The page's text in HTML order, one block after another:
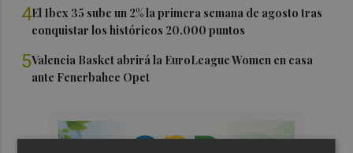
4El Ibex 35 sube un 2% la primera semana de agosto tras
conquistar los históricos 20.000 puntos
5Valencia Basket abrirá la EuroLeague Women en casa
ante Fenerbahce Opet